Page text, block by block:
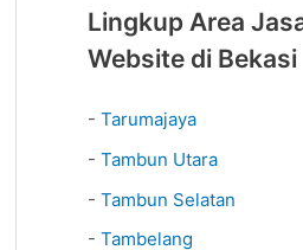
Lingkup Area
Website di Bekasi
- Tarumajaya
- Tambun Utara
- Tambun Selatan
- Tambelang